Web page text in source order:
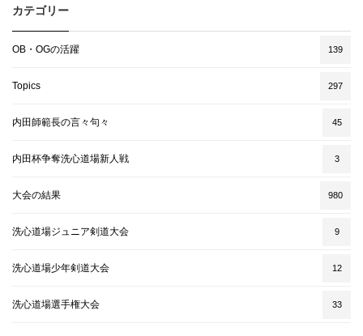
カテゴリー
OB・OGの活躍 139
Topics 297
内田師範長の言々句々 45
内田杯争奪洗心道場新人戦 3
大会の結果 980
洗心道場ジュニア剣道大会 9
洗心道場少年剣道大会 12
洗心道場選手権大会 33